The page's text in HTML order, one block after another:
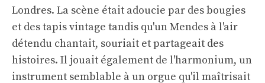
Londres. La scène était adoucie par des bougies
et des tapis vintage tandis qu'un Mendes à l'air
détendu chantait, souriait et partageait des
histoires. Il jouait également de l'harmonium, un
instrument semblable à un orgue qu'il maîtrisait